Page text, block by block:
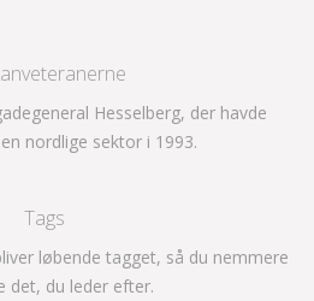
Hesselberg, der havde
nordlige sektor i 1993.
Tags
løbende tagget, så du nemmere
det, du leder efter.